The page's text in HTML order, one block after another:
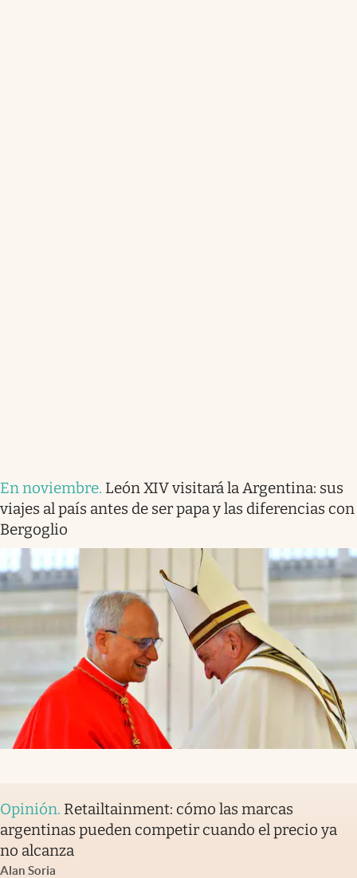
En noviembre. León XIV visitará la Argentina: sus
viajes al país antes de ser papa y las diferencias con
Bergoglio
Opinión. Retailtainment: cómo las marcas
argentinas pueden competir cuando el precio ya
no alcanza
Alan Soria